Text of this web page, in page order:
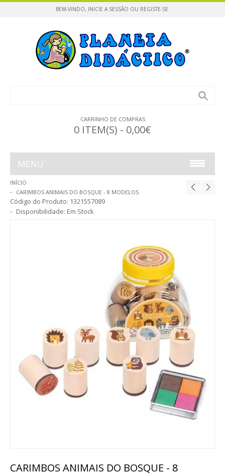
BEM-VINDO, INICIE A SESSÃO OU REGISTE-SE.
CARRINHO DE COMPRAS
0 ITEM(S) - 0,00€
MENU
INFÂNCIA
CONSTRUÇÕES / PUZZLES
MANIPULÁVEIS / MOTRICIDADE
LEGO / FEBER
FAZ DE CONTA
COZINHAS / ACESSÓRIOS / ...
INÍCIO
CARIMBOS ANIMAIS DO BOSQUE - 8 MODELOS
Código do Produto: 1321557089
Disponibilidade: Em Stock
CARIMBOS ANIMAIS DO BOSQUE - 8